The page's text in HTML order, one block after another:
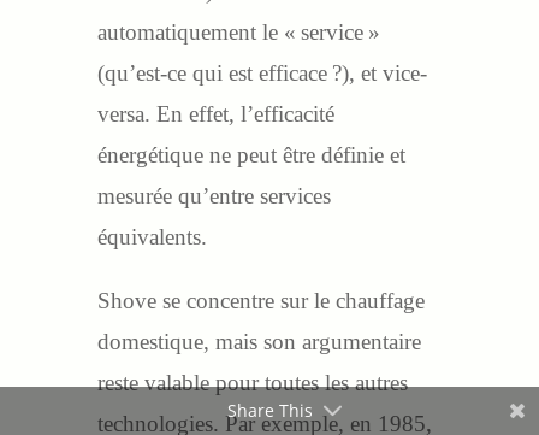
automatiquement le « service »
(qu’est-ce qui est efficace ?), et vice-
versa. En effet, l’efficacité
énergétique ne peut être définie et
mesurée qu’entre services
équivalents.
Shove se concentre sur le chauffage
domestique, mais son argumentaire
reste valable pour toutes les autres
technologies. Par exemple, en 1985,
Share This